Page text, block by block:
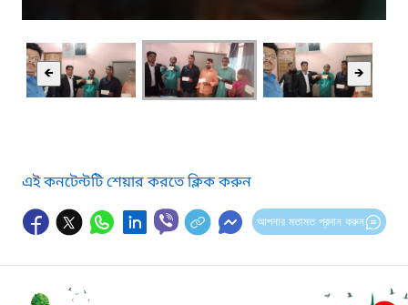
🡸 🡺
এই কনটেন্টটি শেয়ার করতে ক্লিক করুন
আপনার মতামত প্রদান করুন